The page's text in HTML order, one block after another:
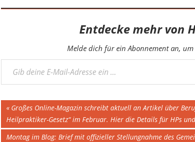
Entdecke mehr von
Melde dich für ein Abonnement an,
Gib deine E-Mail-Adresse ein ...
Beitragsnavigation
Vorheriger
Beitrag:
Großes Online-Magazin schreibt aktuell an Artikel über
Heilpraktiker-Gesetz“ im Februar. Hier die Details für HPs
Nächster
Montag im Blog: Brief mit offizieller Stellungnahme des